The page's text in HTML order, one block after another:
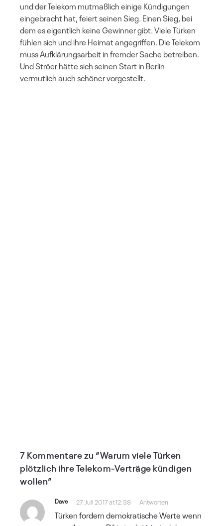
und der Telekom mutmaßlich einige Kündigungen
eingebracht hat, feiert seinen Sieg. Einen Sieg, bei
dem es eigentlich keine Gewinner gibt. Viele Türken
fühlen sich und ihre Heimat angegriffen. Die Telekom
muss Aufklärungsarbeit in fremder Sache betreiben.
Und Ströer hätte sich seinen Start in Berlin
vermutlich auch schöner vorgestellt.
7 Kommentare zu “Warum viele Türken
plötzlich ihre Telekom-Verträge kündigen
wollen”
Dave 27. Juli 2017 at 12:38 Antworten
Türken fordern demokratische Werte wenn